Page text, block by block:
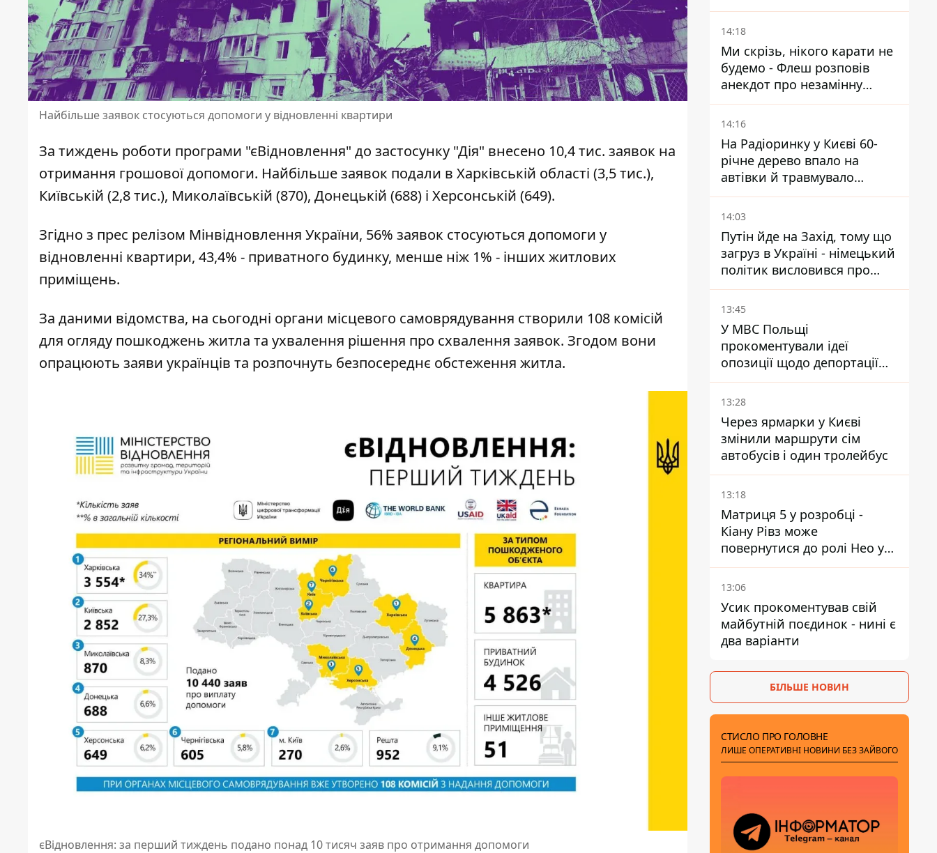
Найбільше заявок стосуються допомоги у відновленні квартири
За тиждень роботи програми "єВідновлення" до застосунку "Дія" внесено 10,4 тис. заявок на
отримання грошової допомоги. Найбільше заявок подали в Харківській області (3,5 тис.),
Київській (2,8 тис.), Миколаївській (870), Донецькій (688) і Херсонській (649).
Згідно з прес релізом Мінвідновлення України, 56% заявок стосуються допомоги у
відновленні квартири, 43,4% - приватного будинку, менше ніж 1% - інших житлових
приміщень.
За даними відомства, на сьогодні органи місцевого самоврядування створили 108 комісій
для огляду пошкоджень житла та ухвалення рішення про схвалення заявок. Згодом вони
опрацюють заяви українців та розпочнуть безпосереднє обстеження житла.
єВідновлення: за перший тиждень подано понад 10 тисяч заяв про отримання допомоги
розслідування BBC
14:18
Ми скрізь, нікого карати не
будемо - Флеш розповів
анекдот про незамінну
роботу зв’язківців на фронті
14:16
На Радіоринку у Києві 60-
річне дерево впало на
автівки й травмувало
людину - подробиці
14:03
Путін йде на Захід, тому що
загруз в Україні - німецький
політик висловився про
плани РФ
13:45
У МВС Польщі
прокоментували ідеї
опозиції щодо депортації
українських чоловіків -
абсурд і популізм
13:28
Через ярмарки у Києві
змінили маршрути сім
автобусів і один тролейбус
13:18
Матриця 5 у розробці -
Кіану Рівз може
повернутися до ролі Нео у
п'ятій частині
13:06
Усик прокоментував свій
майбутній поєдинок - нині є
два варіанти
БІЛЬШЕ НОВИН
СТИСЛО ПРО ГОЛОВНЕ
ЛИШЕ ОПЕРАТИВНІ НОВИНИ БЕЗ ЗАЙВОГО